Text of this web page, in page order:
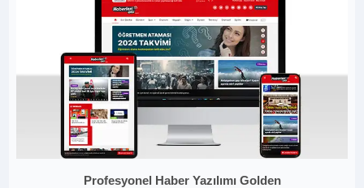
Profesyonel Haber Yazılımı Golden